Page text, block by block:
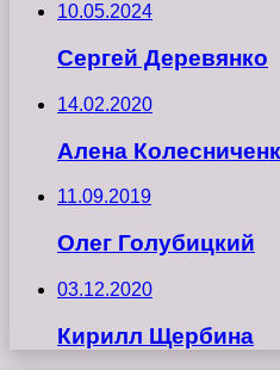
10.05.2024
Сергей Деревянко
14.02.2020
Алена
11.09.2019
Олег Голубицкий
03.12.2020
Кирилл Щербина